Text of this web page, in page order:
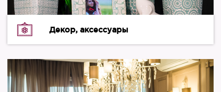
Декор, аксессуары